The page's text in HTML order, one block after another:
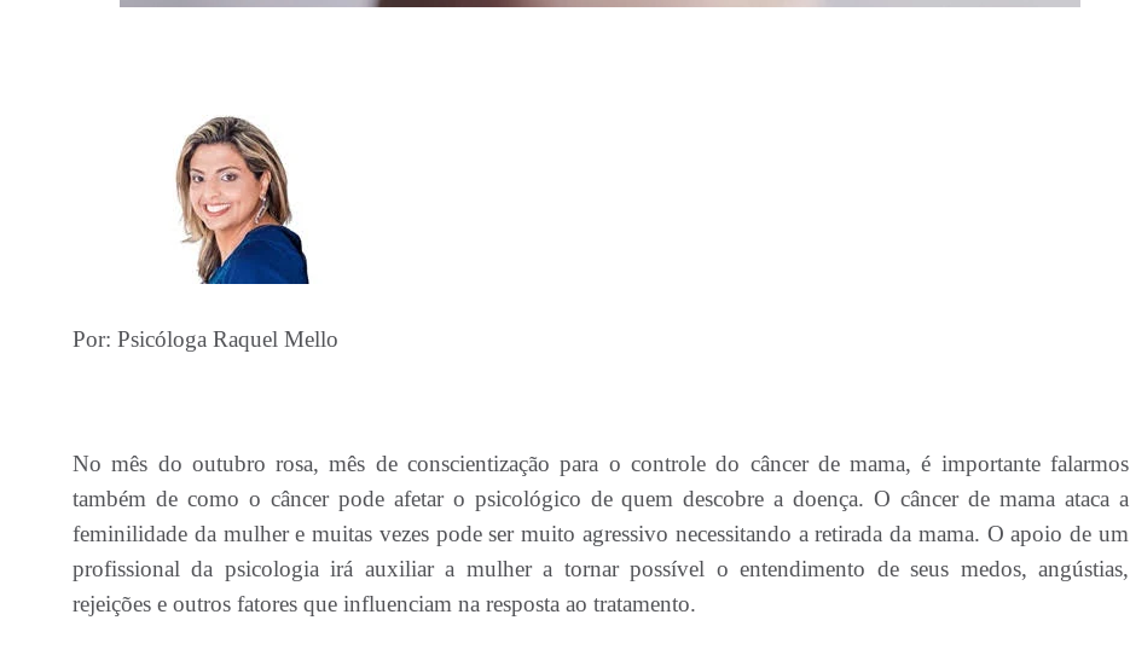
Por: Psicóloga Raquel Mello
No mês do outubro rosa, mês de conscientização para o controle do câncer de mama, é importante falarmos
também de como o câncer pode afetar o psicológico de quem descobre a doença. O câncer de mama ataca a
feminilidade da mulher e muitas vezes pode ser muito agressivo necessitando a retirada da mama. O apoio de um
profissional da psicologia irá auxiliar a mulher a tornar possível o entendimento de seus medos, angústias,
rejeições e outros fatores que influenciam na resposta ao tratamento.